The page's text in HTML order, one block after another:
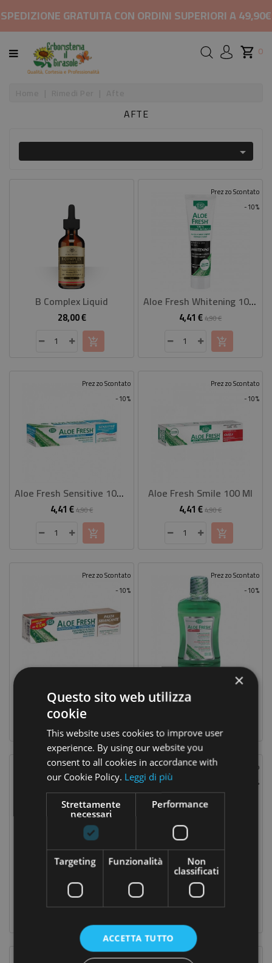
SPEDIZIONE GRATUITA CON ORDINI SUPERIORI A 49,90€
CATEGORIA
HOME
COSMETICI
ALIMENTAZIONE
INTEGRATORI
CONTATTACI
0
AFTE

B Complex Liquid
28,00 €Prezzo
-10%
Prezzo Scontato
Aloe Fresh Whitening 100 Ml
4,41 €Prezzo
base
4,90 €Prezzo
-10%
Prezzo Scontato
Aloe Fresh Sensitive 100 Ml
4,41 €Prezzo
base
4,90 €Prezzo
-10%
Prezzo Scontato
Aloe Fresh Smile 100 Ml
4,41 €Prezzo
base
4,90 €Prezzo
-10%
Prezzo Scontato
4,41 €Prezzo
base
4,90 € Prezzo
-10%
Prezzo Scontato
7,11 €
-10%
Prezzo Scontato
6,21 €Prezzo
base
6,90 €
-10%
Prezzo Scontato
4,41 €Prezzo
base
×
Questo sito web utilizza
cookie
This website uses cookies to improve user
experience. By using our website you
consent to all cookies in accordance with
our Cookie Policy. Leggi di più
Strettamente
necessari
Performance
Targeting Funzionalità
Non
classificati
ACCETTA TUTTO